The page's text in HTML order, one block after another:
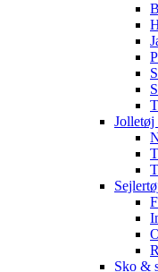
Jolletøj
Sko &